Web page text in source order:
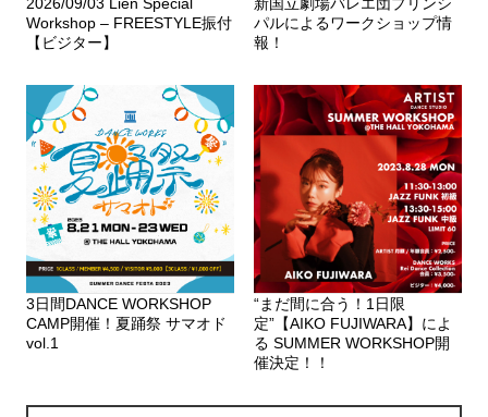
Workshop – FREESTYLE振付
【ビジター】
パルによるワークショップ情
報！
3日間DANCE WORKSHOP
CAMP開催！夏踊祭 サマオド
vol.1
“まだ間に合う！1日限
定”【AIKO FUJIWARA】によ
る SUMMER WORKSHOP開
催決定！！